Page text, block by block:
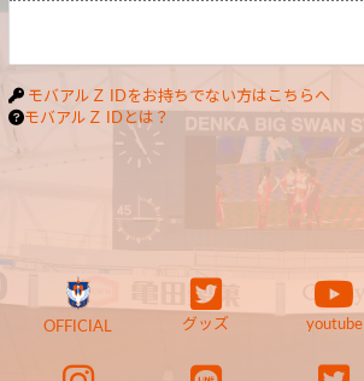
モバアルＺ IDをお持ちでない方はこちらへ
モバアルＺ IDとは？
OFFICIAL グッズ youtube